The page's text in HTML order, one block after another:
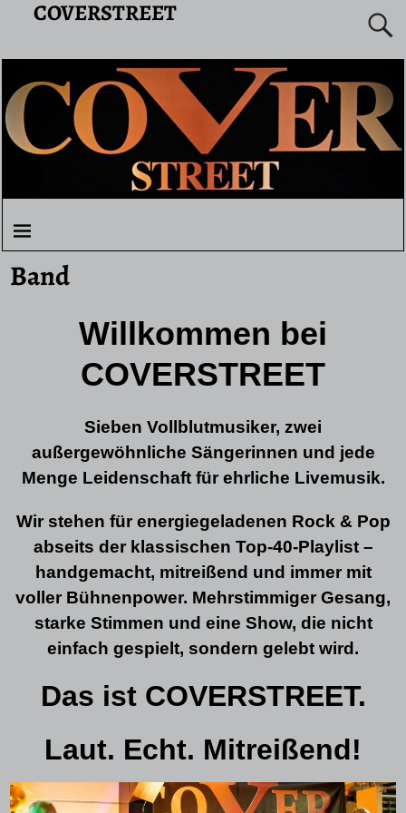
COVERSTREET
Band
Willkommen bei
COVERSTREET
Sieben Vollblutmusiker, zwei
außergewöhnliche Sängerinnen und jede
Menge Leidenschaft für ehrliche Livemusik.
Wir stehen für energiegeladenen Rock & Pop
abseits der klassischen Top-40-Playlist –
handgemacht, mitreißend und immer mit
voller Bühnenpower. Mehrstimmiger Gesang,
starke Stimmen und eine Show, die nicht
einfach gespielt, sondern gelebt wird.
Das ist COVERSTREET.
Laut. Echt. Mitreißend!